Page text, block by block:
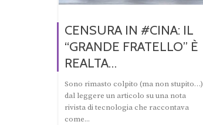
CENSURA IN #CINA: IL
“GRANDE FRATELLO” È
REALTA…
Sono rimasto colpito (ma non stupito…)
dal leggere un articolo su una nota
rivista di tecnologia che raccontava
come...